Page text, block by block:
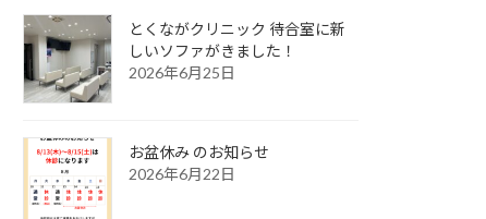
とくながクリニック 待合室に新
しいソファがきました！
2026年6月25日
お盆休み のお知らせ
2026年6月22日